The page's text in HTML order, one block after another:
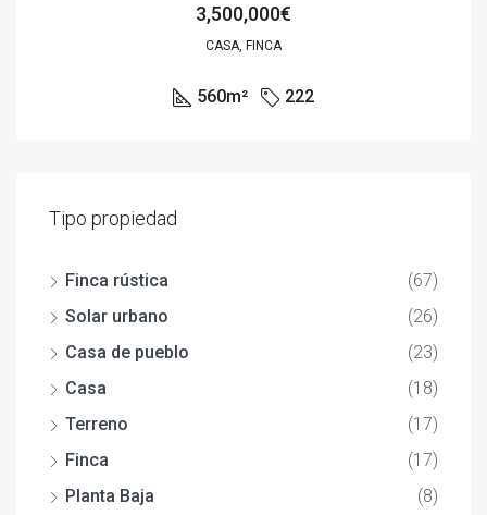
3,500,000€
CASA, FINCA
560m² 222
Tipo propiedad
Finca rústica
(67)
Solar urbano
(26)
Casa de pueblo
(23)
Casa
(18)
Terreno
(17)
Finca
(17)
Planta Baja
(8)